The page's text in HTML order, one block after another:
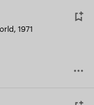
, 1971